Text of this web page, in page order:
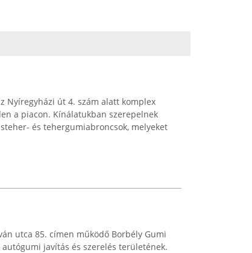
Nyíregyházi út 4. szám alatt komplex
a piacon. Kínálatukban szerepelnek
és tehergumiabroncsok, melyeket
utca 85. címen működő Borbély Gumi
javítás és szerelés területének.